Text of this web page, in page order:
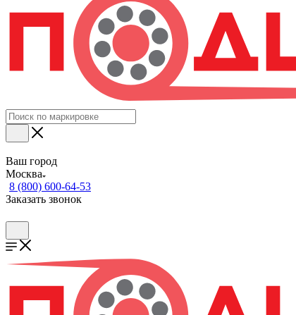
Ваш город
Москва
8 (800) 600-64-53
Заказать звонок